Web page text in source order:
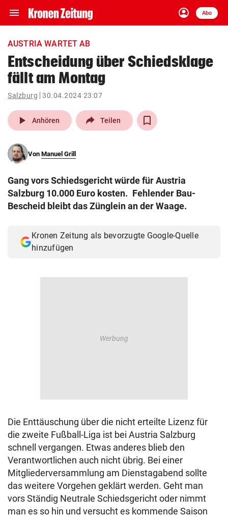
menu Navigation
ein-/ausklappen
account_circle
Anmelden
Abo
close Schließen
account_circle Anmelden
pin_drop
Wien arrow_right
search
eingeben
© Krone Multimedia GmbH & Co KG 2026
Muthgasse 2, 1190 Wien
AUSTRIA WARTET AB
Entscheidung über Schiedsklage
fällt am Montag
Salzburg 30.04.2024 23:07
play_arrow Anhören Teilen
Von Manuel Grill
Gang vors Schiedsgericht würde für Austria
Salzburg 10.000 Euro kosten. Fehlender Bau-
Bescheid bleibt das Zünglein an der Waage.
Kronen Zeitung als bevorzugte Google-Quelle
hinzufügen
Die Enttäuschung über die nicht erteilte Lizenz für
die zweite Fußball-Liga ist bei Austria Salzburg
schnell vergangen. Etwas anderes blieb den
Verantwortlichen auch nicht übrig. Bei einer
Mitgliederversammlung am Dienstagabend sollte
das weitere Vorgehen geklärt werden. Geht man
vors Ständig Neutrale Schiedsgericht oder nimmt
man es so hin und versucht es kommende Saison